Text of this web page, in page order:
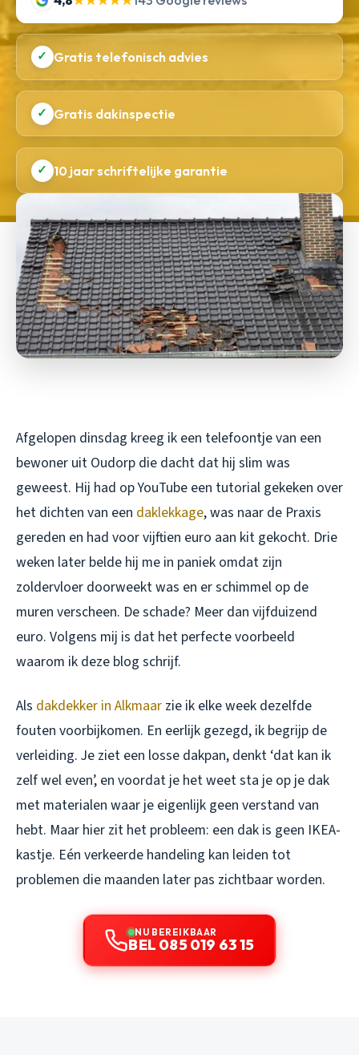
✓ Gratis telefonisch advies
✓ Gratis dakinspectie
✓ 10 jaar schriftelijke garantie
Afgelopen dinsdag kreeg ik een telefoontje van een
bewoner uit Oudorp die dacht dat hij slim was
geweest. Hij had op YouTube een tutorial gekeken over
het dichten van een daklekkage, was naar de Praxis
gereden en had voor vijftien euro aan kit gekocht. Drie
weken later belde hij me in paniek omdat zijn
zoldervloer doorweekt was en er schimmel op de
muren verscheen. De schade? Meer dan vijfduizend
euro. Volgens mij is dat het perfecte voorbeeld
waarom ik deze blog schrijf.
Als dakdekker in Alkmaar zie ik elke week dezelfde
fouten voorbijkomen. En eerlijk gezegd, ik begrijp de
verleiding. Je ziet een losse dakpan, denkt ‘dat kan ik
zelf wel even’, en voordat je het weet sta je op je dak
met materialen waar je eigenlijk geen verstand van
hebt. Maar hier zit het probleem: een dak is geen IKEA-
kastje. Eén verkeerde handeling kan leiden tot
problemen die maanden later pas zichtbaar worden.
NU BEREIKBAAR
BEL 085 019 63 15